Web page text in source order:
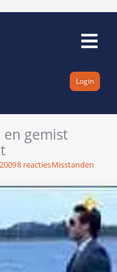
Login
gemist
8 reactiesMisstanden